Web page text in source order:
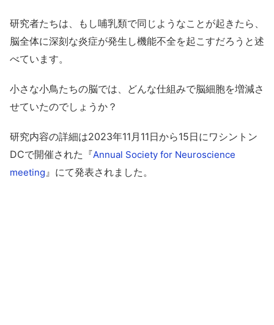
研究者たちは、もし哺乳類で同じようなことが起きたら、
脳全体に深刻な炎症が発生し機能不全を起こすだろうと述
べています。
小さな小鳥たちの脳では、どんな仕組みで脳細胞を増減さ
せていたのでしょうか？
研究内容の詳細は2023年11月11日から15日にワシントン
DCで開催された『Annual Society for Neuroscience
meeting 』にて発表されました。